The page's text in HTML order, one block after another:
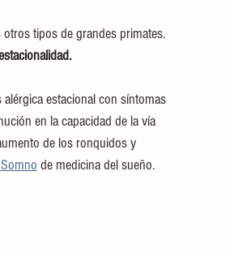
tipos de grandes primates.
estacional con síntomas
en la capacidad de la vía
de los ronquidos y
de medicina del sueño.